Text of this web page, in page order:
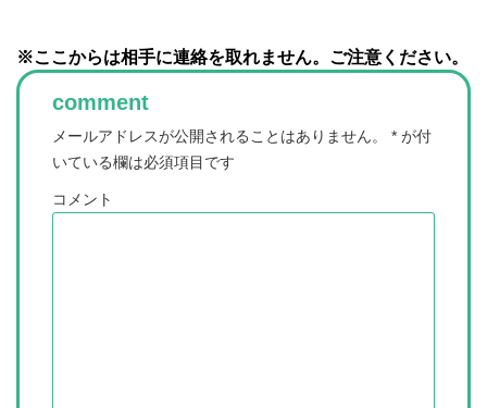
※ここからは相手に連絡を取れません。ご注意ください。
comment
メールアドレスが公開されることはありません。 * が付
いている欄は必須項目です
コメント